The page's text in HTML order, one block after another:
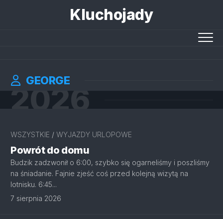
Kluchojady
GEORGE
2026
WSZYSTKIE / WYJAZDY URLOPOWE
Powrót do domu
Budzik zadzwonił o 6:00, szybko się ogarneliśmy i poszliśmy
na śniadanie. Fajnie zjeść coś przed kolejną wizytą na
lotnisku. 6:45...
7 sierpnia 2026